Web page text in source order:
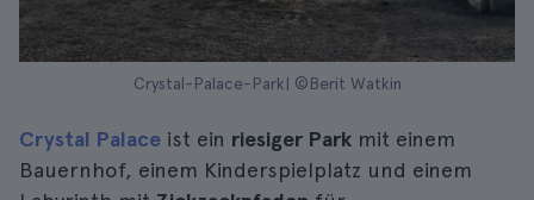
Crystal-Palace-Park| ©Berit Watkin
Crystal Palace ist ein riesiger Park mit einem
Bauernhof, einem Kinderspielplatz und einem